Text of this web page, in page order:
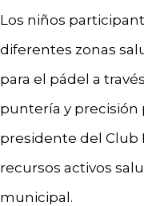
Los niños
diferentes zonas
para el pádel a
puntería y precisión
presidente del Club
recursos activos
municipal.